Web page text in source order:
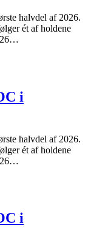
halvdel af 2026.
ét af holdene
i
halvdel af 2026.
ét af holdene
i